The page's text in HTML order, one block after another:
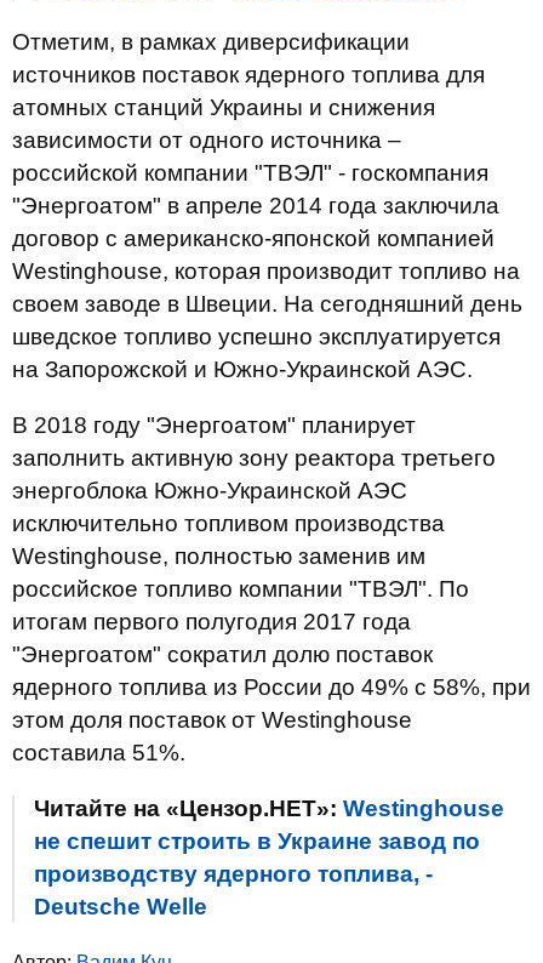
Отметим, в рамках диверсификации
источников поставок ядерного топлива для
атомных станций Украины и снижения
зависимости от одного источника –
российской компании "ТВЭЛ" - госкомпания
"Энергоатом" в апреле 2014 года заключила
договор с американско-японской компанией
Westinghouse, которая производит топливо на
своем заводе в Швеции. На сегодняшний день
шведское топливо успешно эксплуатируется
на Запорожской и Южно-Украинской АЭС.
В 2018 году "Энергоатом" планирует
заполнить активную зону реактора третьего
энергоблока Южно-Украинской АЭС
исключительно топливом производства
Westinghouse, полностью заменив им
российское топливо компании "ТВЭЛ". По
итогам первого полугодия 2017 года
"Энергоатом" сократил долю поставок
ядерного топлива из России до 49% с 58%, при
этом доля поставок от Westinghouse
составила 51%.
Читайте на «Цензор.НЕТ»: Westinghouse
не спешит строить в Украине завод по
производству ядерного топлива, -
Deutsche Welle